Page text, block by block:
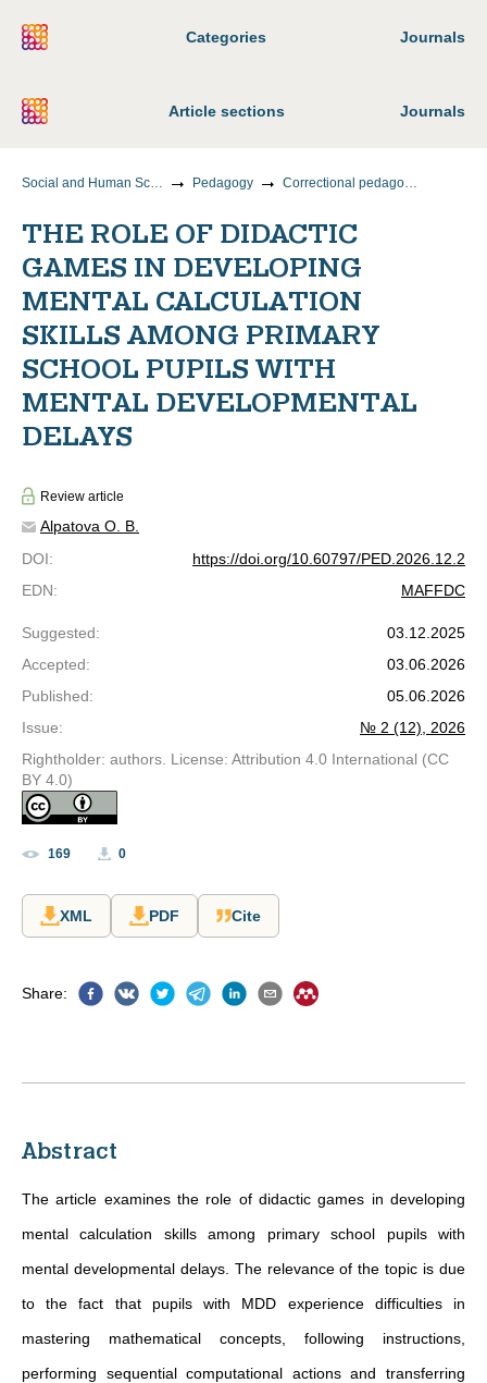
Categories Journals
Article sections Journals
Social and Human Sciences Pedagogy Correctional pedagogy (principles of accounting and management skills, oligophrenopedagogy and speech therapy)
THE ROLE OF DIDACTIC
GAMES IN DEVELOPING
MENTAL CALCULATION
SKILLS AMONG PRIMARY
SCHOOL PUPILS WITH
MENTAL DEVELOPMENTAL
DELAYS
Review article
Alpatova O. B.
DOI:
https://doi.org/10.60797/PED.2026.12.2
EDN: MAFFDC
Suggested:
03.12.2025
Accepted:
03.06.2026
Published:
05.06.2026
Issue:
№ 2 (12), 2026
Rightholder: authors. License: Attribution 4.0 International (CC
BY 4.0)
169 0
XML PDF Cite
Share:
Abstract
The article examines the role of didactic games in developing
mental calculation skills among primary school pupils with
mental developmental delays. The relevance of the topic is due
to the fact that pupils with MDD experience difficulties in
mastering mathematical concepts, following instructions,
performing sequential computational actions and transferring